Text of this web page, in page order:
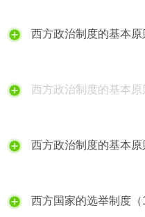
西方政治制度的基本原
西方政治制度的基本原
西方政治制度的基本原
西方国家的选举制度（